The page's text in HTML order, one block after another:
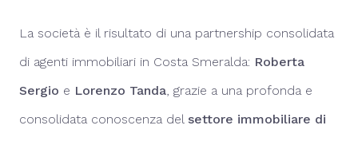
La società è il risultato di una partnership consolidata
di agenti immobiliari in Costa Smeralda: Roberta
Sergio e Lorenzo Tanda, grazie a una profonda e
consolidata conoscenza del settore immobiliare di